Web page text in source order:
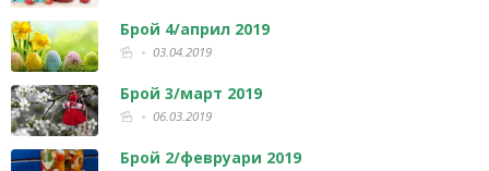
Брой 4/април 2019
03.04.2019
Брой 3/март 2019
06.03.2019
Брой 2/февруари 2019